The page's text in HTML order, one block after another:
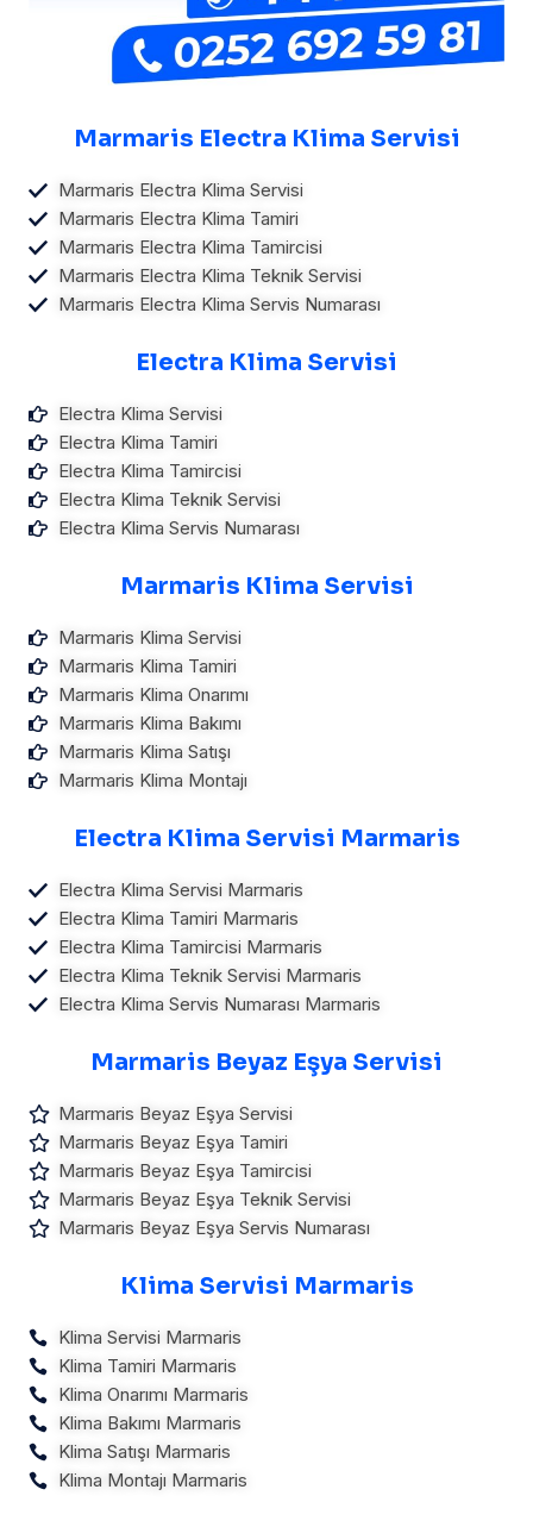
Marmaris Electra Klima Servisi
Marmaris Electra Klima Servisi
Marmaris Electra Klima Tamiri
Marmaris Electra Klima Tamircisi
Marmaris Electra Klima Teknik Servisi
Marmaris Electra Klima Servis Numarası
Electra Klima Servisi
Electra Klima Servisi
Electra Klima Tamiri
Electra Klima Tamircisi
Electra Klima Teknik Servisi
Electra Klima Servis Numarası
Marmaris Klima Servisi
Marmaris Klima Servisi
Marmaris Klima Tamiri
Marmaris Klima Onarımı
Marmaris Klima Bakımı
Marmaris Klima Satışı
Marmaris Klima Montajı
Electra Klima Servisi Marmaris
Electra Klima Servisi Marmaris
Electra Klima Tamiri Marmaris
Electra Klima Tamircisi Marmaris
Electra Klima Teknik Servisi Marmaris
Electra Klima Servis Numarası Marmaris
Marmaris Beyaz Eşya Servisi
Marmaris Beyaz Eşya Servisi
Marmaris Beyaz Eşya Tamiri
Marmaris Beyaz Eşya Tamircisi
Marmaris Beyaz Eşya Teknik Servisi
Marmaris Beyaz Eşya Servis Numarası
Klima Servisi Marmaris
Klima Servisi Marmaris
Klima Tamiri Marmaris
Klima Onarımı Marmaris
Klima Bakımı Marmaris
Klima Satışı Marmaris
Klima Montajı Marmaris